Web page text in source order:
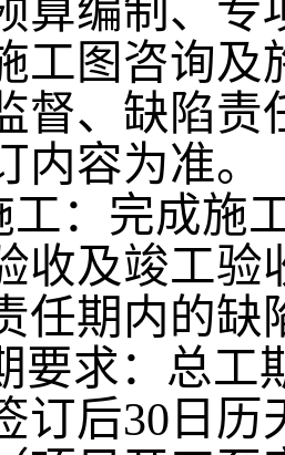
算编制、专
工图咨询及
督、缺陷责
内容为准。
工：完成施
收及竣工
任期内的缺
要求：总工
订后30日